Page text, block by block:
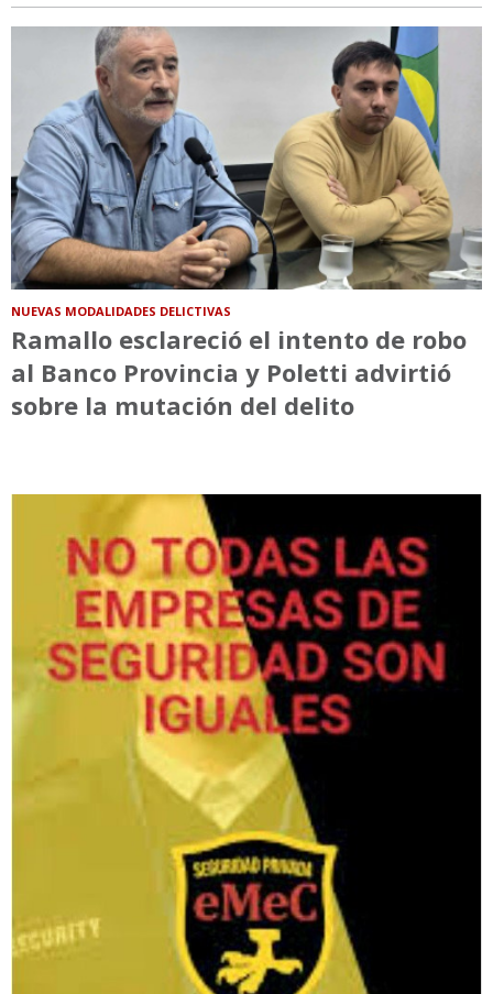
NUEVAS MODALIDADES DELICTIVAS
Ramallo esclareció el intento de robo
al Banco Provincia y Poletti advirtió
sobre la mutación del delito